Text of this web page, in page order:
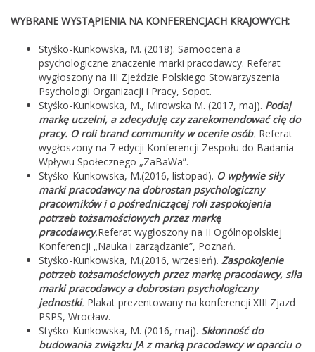
WYBRANE WYSTĄPIENIA NA KONFERENCJACH KRAJOWYCH:
Styśko-Kunkowska, M. (2018). Samoocena a
psychologiczne znaczenie marki pracodawcy. Referat
wygłoszony na III Zjeździe Polskiego Stowarzyszenia
Psychologii Organizacji i Pracy, Sopot.
Styśko-Kunkowska, M., Mirowska M. (2017, maj). Podaj
markę uczelni, a zdecyduję czy zarekomendować cię do
pracy. O roli brand community w ocenie osób. Referat
wygłoszony na 7 edycji Konferencji Zespołu do Badania
Wpływu Społecznego „ZaBaWa”.
Styśko-Kunkowska, M.(2016, listopad). O wpływie siły
marki pracodawcy na dobrostan psychologiczny
pracowników i o pośredniczącej roli zaspokojenia
potrzeb tożsamościowych przez markę
pracodawcy.Referat wygłoszony na II Ogólnopolskiej
Konferencji „Nauka i zarządzanie”, Poznań.
Styśko-Kunkowska, M.(2016, wrzesień). Zaspokojenie
potrzeb tożsamościowych przez markę pracodawcy, siła
marki pracodawcy a dobrostan psychologiczny
jednostki. Plakat prezentowany na konferencji XIII Zjazd
PSPS, Wrocław.
Styśko-Kunkowska, M. (2016, maj). Skłonność do
budowania związku JA z marką pracodawcy w oparciu o